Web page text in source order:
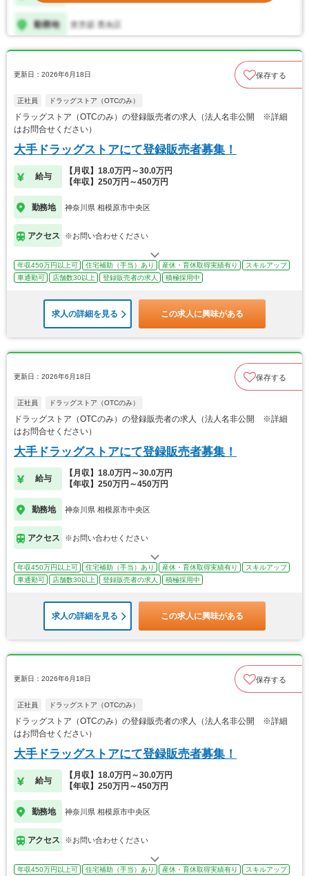
更新日：2026年6月18日 保存する
正社員 ドラッグストア（OTCのみ）
ドラッグストア（OTCのみ）の登録販売者の求人（法人名非公開 ※詳細
はお問合せください）
大手ドラッグストアにて登録販売者募集！
給与
【月収】18.0万円～30.0万円
【年収】250万円～450万円
勤務地 神奈川県 相模原市中央区
アクセス ※お問い合わせください
年収450万円以上可 住宅補助（手当）あり 産休・育休取得実績有り
スキルアップ
車通勤可
店舗数30以上 登録販売者の求人 積極採用中
求人の詳細を見る この求人に興味がある
更新日：2026年6月18日 保存する
正社員 ドラッグストア（OTCのみ）
ドラッグストア（OTCのみ）の登録販売者の求人（法人名非公開 ※詳細
はお問合せください）
大手ドラッグストアにて登録販売者募集！
給与
【月収】18.0万円～30.0万円
【年収】250万円～450万円
勤務地 神奈川県 相模原市中央区
アクセス ※お問い合わせください
年収450万円以上可 住宅補助（手当）あり 産休・育休取得実績有り
スキルアップ
車通勤可
店舗数30以上 登録販売者の求人 積極採用中
求人の詳細を見る この求人に興味がある
更新日：2026年6月18日 保存する
正社員 ドラッグストア（OTCのみ）
ドラッグストア（OTCのみ）の登録販売者の求人（法人名非公開 ※詳細
はお問合せください）
大手ドラッグストアにて登録販売者募集！
給与
【月収】18.0万円～30.0万円
【年収】250万円～450万円
勤務地 神奈川県 相模原市中央区
アクセス ※お問い合わせください
年収450万円以上可 住宅補助（手当）あり 産休・育休取得実績有り スキルアップ